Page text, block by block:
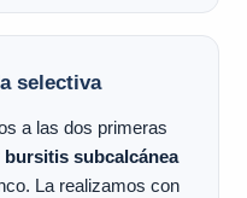
selectiva
a las dos primeras
bursitis subcalcánea
La realizamos con